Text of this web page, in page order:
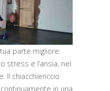
parte migliore.
stress e l’ansia, nel
Il chiacchiericcio
in una